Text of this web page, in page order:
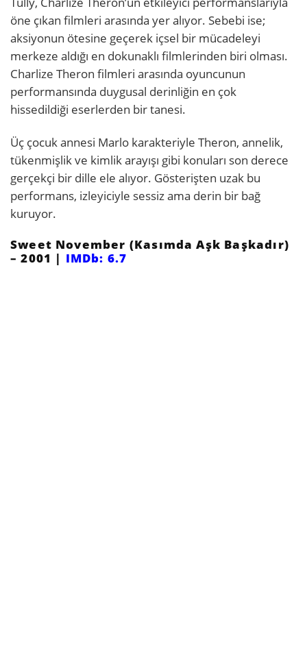
öne çıkan filmleri arasında yer alıyor. Sebebi ise;
aksiyonun ötesine geçerek içsel bir mücadeleyi
merkeze aldığı en dokunaklı filmlerinden biri olması.
Charlize Theron filmleri arasında oyuncunun
performansında duygusal derinliğin en çok
hissedildiği eserlerden bir tanesi.
Üç çocuk annesi Marlo karakteriyle Theron, annelik,
tükenmişlik ve kimlik arayışı gibi konuları son derece
gerçekçi bir dille ele alıyor. Gösterişten uzak bu
performans, izleyiciyle sessiz ama derin bir bağ
kuruyor.
Sweet November (Kasımda Aşk Başkadır)
– 2001 | IMDb: 6.7